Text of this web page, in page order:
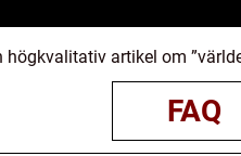
artikel om
FAQ